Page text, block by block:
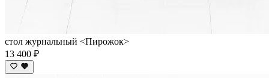
стол журнальный <Пирожок>
13 400 ₽